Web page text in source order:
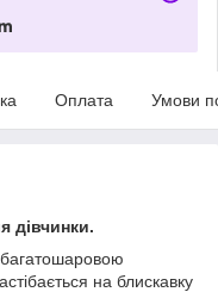
Оплата Умови
дівчинки.
на блискавку